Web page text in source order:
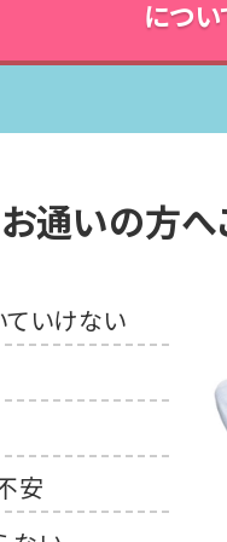
につ
通いの方へ
ていけない
安